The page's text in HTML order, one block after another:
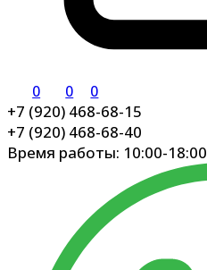
0 0 0
+7 (920) 468-68-15
+7 (920) 468-68-40
Время работы: 10:00-18:00